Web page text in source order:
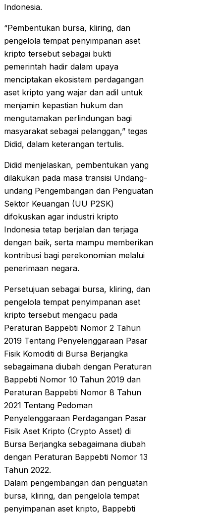
Indonesia.
“Pembentukan bursa, kliring, dan
pengelola tempat penyimpanan aset
kripto tersebut sebagai bukti
pemerintah hadir dalam upaya
menciptakan ekosistem perdagangan
aset kripto yang wajar dan adil untuk
menjamin kepastian hukum dan
mengutamakan perlindungan bagi
masyarakat sebagai pelanggan,” tegas
Didid, dalam keterangan tertulis.
Didid menjelaskan, pembentukan yang
dilakukan pada masa transisi Undang-
undang Pengembangan dan Penguatan
Sektor Keuangan (UU P2SK)
difokuskan agar industri kripto
Indonesia tetap berjalan dan terjaga
dengan baik, serta mampu memberikan
kontribusi bagi perekonomian melalui
penerimaan negara.
Persetujuan sebagai bursa, kliring, dan
pengelola tempat penyimpanan aset
kripto tersebut mengacu pada
Peraturan Bappebti Nomor 2 Tahun
2019 Tentang Penyelenggaraan Pasar
Fisik Komoditi di Bursa Berjangka
sebagaimana diubah dengan Peraturan
Bappebti Nomor 10 Tahun 2019 dan
Peraturan Bappebti Nomor 8 Tahun
2021 Tentang Pedoman
Penyelenggaraan Perdagangan Pasar
Fisik Aset Kripto (Crypto Asset) di
Bursa Berjangka sebagaimana diubah
dengan Peraturan Bappebti Nomor 13
Tahun 2022.
Dalam pengembangan dan penguatan
bursa, kliring, dan pengelola tempat
penyimpanan aset kripto, Bappebti